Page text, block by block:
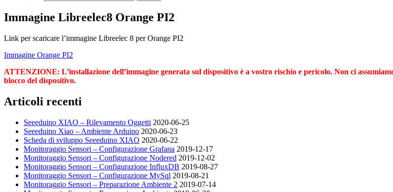
Immagine Libreelec8 Orange PI2
Link per scaricare l’immagine Libreelec 8 per Orange PI2
Immagine Orange PI2
ATTENZIONE: L’installazione dell’immagine generata sul dispositivo è a vostro rischio e pericolo. Non ci
blocco del dispositivo.
Articoli recenti
Seeeduino XIAO – Rilevamento Oggetti 2020-06-25
Seeeduino Xiao – Ambiente Arduino 2020-06-23
Scheda di sviluppo Seeeduino XIAO 2020-06-22
Monitoraggio Sensori – Configurazione Grafana 2019-12-17
Monitoraggio Sensori – Configurazione Nodered 2019-12-02
Monitoraggio Sensori – Configurazione InfluxDB 2019-08-27
Monitoraggio Sensori – Configurazione MySql 2019-08-21
Monitoraggio Sensori – Preparazione Ambiente 2 2019-07-14